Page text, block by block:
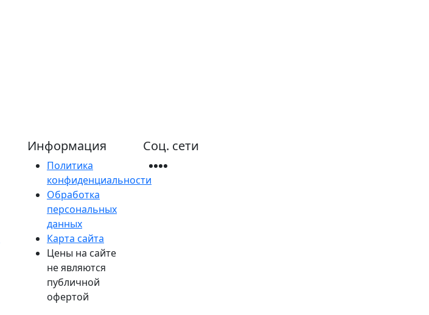
Информация
Политика
конфиденциальности
Обработка
персональных
данных
Карта сайта
Цены на сайте
не являются
публичной
офертой
Соц. сети